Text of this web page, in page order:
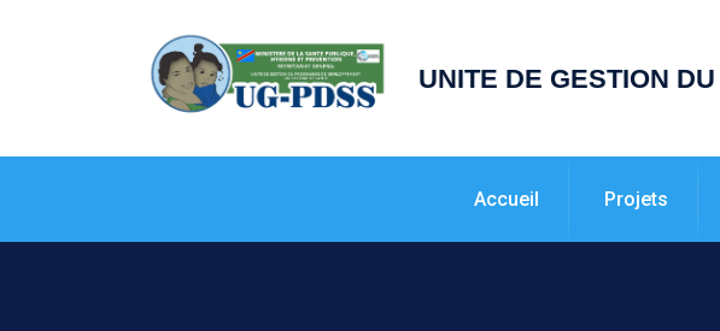
UNITE DE GESTION
Accueil Projets